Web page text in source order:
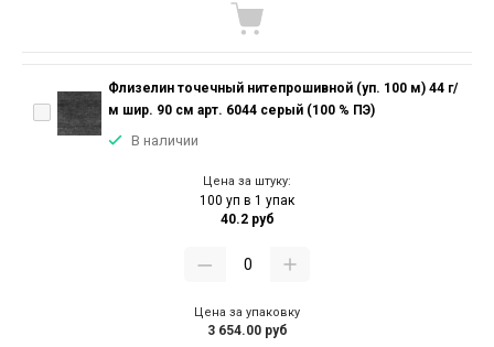
Флизелин точечный нитепрошивной (уп. 100 м) 44 г/
м шир. 90 см арт. 6044 серый (100 % ПЭ)
В наличии
Цена за штуку:
100 уп в 1 упак
40.2 руб
Цена за упаковку
3 654.00 руб